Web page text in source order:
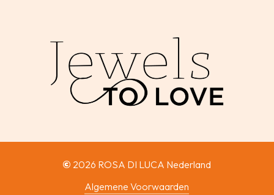
© 2026 ROSA DI LUCA Nederland
Algemene Voorwaarden